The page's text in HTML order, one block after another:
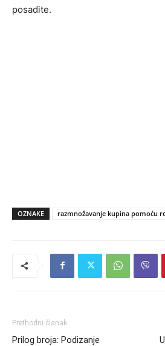
posadite.
OZNAKE razmnožavanje kupina pomoću
Prethodni članak
Prilog broja: Podizanje